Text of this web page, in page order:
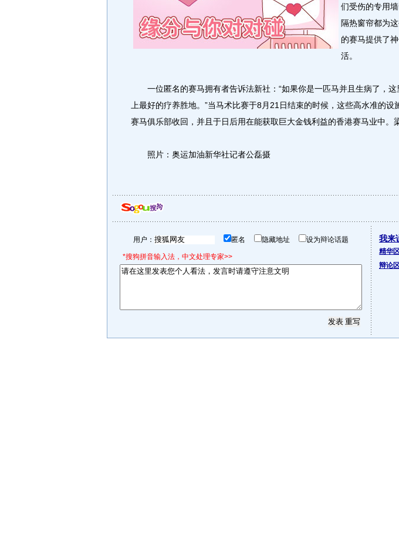
们受伤的专用
隔热窗帘都为
的赛马提供了
活。
一位匿名的赛马拥有者告诉法新社：“如果你是一匹马并且生病了，这
上最好的疗养胜地。”当马术比赛于8月21日结束的时候，这些高水准的设
赛马俱乐部收回，并且于日后用在能获取巨大金钱利益的香港赛马业中。
照片：奥运加油新华社记者公磊摄
用户： 匿名 隐藏地址 设为辩论话题
*搜狗拼音输入法，中文处理专家>>
我来
精华
辩论